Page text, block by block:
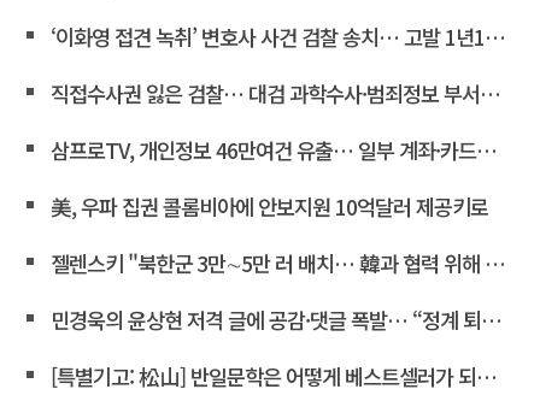
‘이화영 접견 녹취’ 변호사 사건 검찰 송치… 고발 1년10개월만
직접수사권 잃은 검찰… 대검 과학수사·범죄정보 부서도 수술대에 <연합뉴스>
삼프로TV, 개인정보 46만여건 유출… 일부 계좌·카드정보 포함
美, 우파 집권 콜롬비아에 안보지원 10억달러 제공키로
젤렌스키 "북한군 3만∼5만 러 배치… 韓과 협력 위해 접촉 중"
민경욱의 윤상현 저격 글에 공감·댓글 폭발… “정계 퇴출” 목소리도
[특별기고: 松山] 반일문학은 어떻게 베스트셀러가 되는가?